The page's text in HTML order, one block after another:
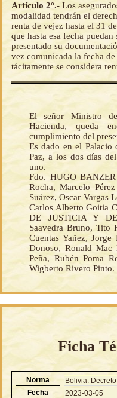
Artículo 2°.- Los
modalidad tendrán el
renta de vejez hasta el 31
que hasta esa fecha
presentado su
vez comunicada la fecha
tácitamente se considera
El señor Ministro
Hacienda, queda
cumplimiento del
Es dado en el Palacio
Paz, a los dos días
uno.
Fdo. HUGO
Rocha, Marcelo
Suárez, Oscar Vargas
Carlos Alberto Goitia
DE JUSTICIA Y
Saavedra Bruno, Tito
Cuentas Yañez,
Donoso, Ronald Mac
Peña, Rubén Poma
Wigberto Rivero Pinto.
Ficha
Norma
Bolivia:
Fecha
2023-03-05